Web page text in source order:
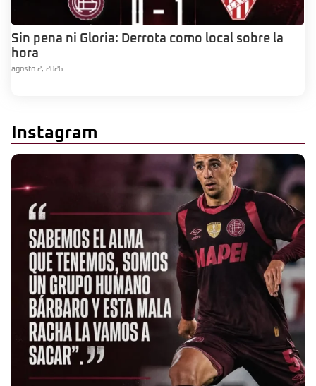
Sin pena ni Gloria: Derrota como local sobre la
hora
agosto 2, 2026
Instagram